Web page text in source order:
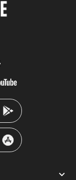
google
youtube-